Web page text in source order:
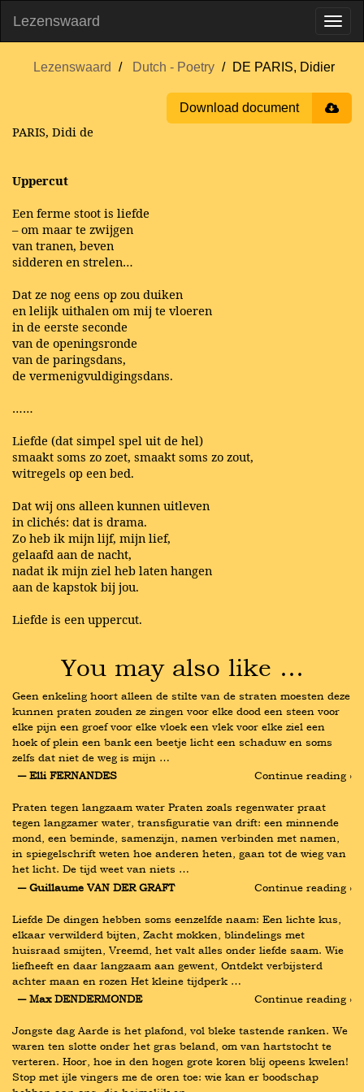
Lezenswaard
Lezenswaard Dutch - Poetry DE PARIS, Didier
Download document
PARIS, Didi de
Uppercut
Een ferme stoot is liefde
– om maar te zwijgen
van tranen, beven
sidderen en strelen…
Dat ze nog eens op zou duiken
en lelijk uithalen om mij te vloeren
in de eerste seconde
van de openingsronde
van de paringsdans,
de vermenigvuldigingsdans.
……
Liefde (dat simpel spel uit de hel)
smaakt soms zo zoet, smaakt soms zo zout,
witregels op een bed.
Dat wij ons alleen kunnen uitleven
in clichés: dat is drama.
Zo heb ik mijn lijf, mijn lief,
gelaafd aan de nacht,
nadat ik mijn ziel heb laten hangen
aan de kapstok bij jou.
Liefde is een uppercut.
You may also like …
Geen enkeling hoort alleen de stilte van de straten moesten deze
kunnen praten zouden ze zingen voor elke dood een steen voor
elke pijn een groef voor elke vloek een vlek voor elke ziel een
hoek of plein een bank een beetje licht een schaduw en soms
zelfs dat niet de weg is mijn …
― Elli FERNANDES
Continue reading ›
Praten tegen langzaam water Praten zoals regenwater praat
tegen langzamer water, transfiguratie van drift: een minnende
mond, een beminde, samenzijn, namen verbinden met namen,
in spiegelschrift weten hoe anderen heten, gaan tot de wieg van
het licht. De tijd weet van niets …
― Guillaume VAN DER GRAFT
Continue reading ›
Liefde De dingen hebben soms eenzelfde naam: Een lichte kus,
elkaar verwilderd bijten, Zacht mokken, blindelings met
huisraad smijten, Vreemd, het valt alles onder liefde saam. Wie
liefheeft en daar langzaam aan gewent, Ontdekt verbijsterd
achter maan en rozen Het kleine tijdperk …
― Max DENDERMONDE
Continue reading ›
Jongste dag Aarde is het plafond, vol bleke tastende ranken. We
waren ten slotte onder het gras beland, om van hartstocht te
verteren. Hoor, hoe in den hogen grote koren blij opeens kwelen!
Stop met ijle vingers me de oren toe: wie kan er boodschap